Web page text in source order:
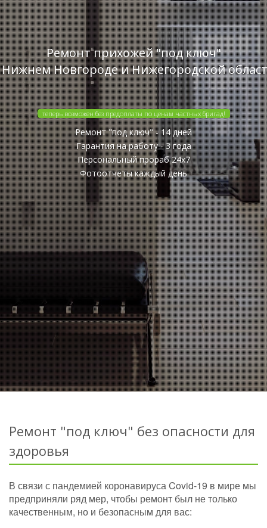
Ремонт прихожей "под ключ"
Новгороде и Нижегородской
теперь возможен без предоплаты по ценам частных бригад!
Ремонт "под ключ" - 14 дней
Гарантия на работу - 3 года
Персональный прораб 24x7
Фотоотчеты каждый день
Ремонт "под ключ" без опасности для
здоровья
В связи с пандемией коронавируса Covid-19 в мире мы
предприняли ряд мер, чтобы ремонт был не только
качественным, но и безопасным для вас: